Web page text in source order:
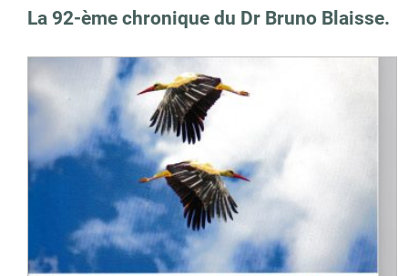
La 92-ème chronique du Dr Bruno Blaisse.